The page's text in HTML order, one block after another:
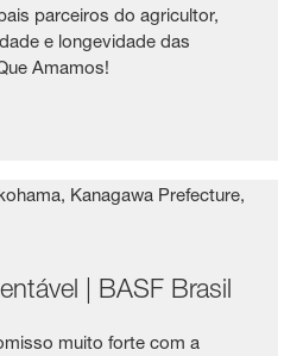
parceiros do agricultor,
e longevidade das
Amamos!
| BASF Brasil
muito forte com a